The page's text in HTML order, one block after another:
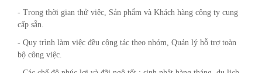
- Trong thời gian thử việc, Sản phẩm và Khách hàng công ty cung
cấp sẵn.
- Quy trình làm việc đều cộng tác theo nhóm, Quản lý hỗ trợ toàn
bộ công việc.